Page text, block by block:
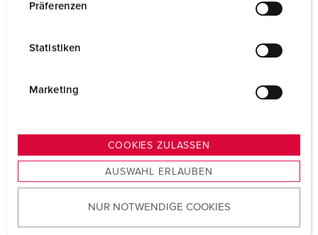
s
u
w
Präferenzen
Statistiken
Marketing
COOKIES ZULASSEN
AUSWAHL ERLAUBEN
NUR NOTWENDIGE COOKIES